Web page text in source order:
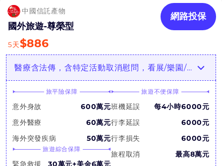
中國信託產物
國外旅遊-尊榮型
網路投保
5天$886
醫療含法傳，含特定活動取消慰問，看展/樂園/滑雪推薦！⏰ 9/30前投保享Fun心Care醫療諮詢服務
旅平險保障
意外身故
600萬元
意外醫療
60萬元
海外突發疾病
50萬元
旅遊綜合保障
緊急救援
30萬元+美金6萬元
旅遊不便保障
班機延誤
每4小時6000元
行李延誤
6000元
行李損失
6000元
旅程取消
最高8萬元